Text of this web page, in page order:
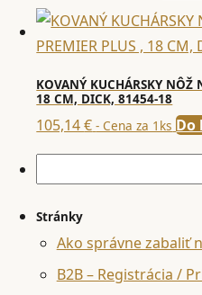
KOVANÝ KUCHÁRSKY NÔŽ
18 CM, DICK, 81454-18
105,14€ - Cena za 1ks Do
Stránky
Ako správne zabaliť
B2B – Registrácia /